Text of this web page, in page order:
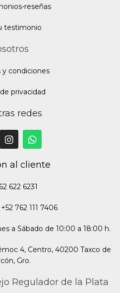
reseñas
testimonio
y condiciones
privacidad
redes
al cliente
622 6231
762 111 7406
a Sábado de 10:00 a 18:00 h.
4, Centro, 40200 Taxco de
Gro.
Regulador de la Plata